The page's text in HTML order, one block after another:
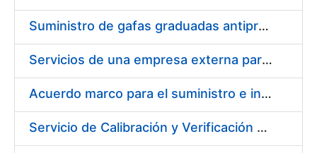
Suministro de gafas graduadas antiproyecciones para los trabajadores de la FNMT-RCM en los centros de trabajo de Madrid y Burgos
Servicios de una empresa externa para el asesoramiento y resolución de los recursos de alzada que se presentan relacionados con procesos de selección para la FNMT-RCM
Acuerdo marco para el suministro e instalación de persianas, estores y otros complementos
Servicio de Calibración y Verificación Externa de los Equipos de Medición del Servicio de Prevención de la FNMT-RCM